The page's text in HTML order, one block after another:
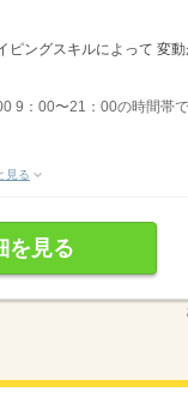
ングスキルによって 変動
：00〜21：00の時間帯で
見る
を見る